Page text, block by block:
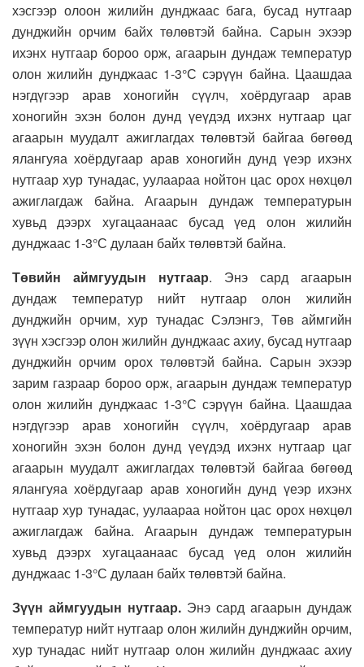
хэсгээр олоон жилийн дунджаас бага, бусад нутгаар
дунджийн орчим байх төлөвтэй байна. Сарын эхээр
ихэнх нутгаар бороо орж, агаарын дундаж температур
олон жилийн дунджаас 1-3°С сэрүүн байна. Цаашдаа
нэгдүгээр арав хоногийн сүүлч, хоёрдугаар арав
хоногийн эхэн болон дунд үеүдэд ихэнх нутгаар цаг
агаарын муудалт ажиглагдах төлөвтэй байгаа бөгөөд
ялангуяа хоёрдугаар арав хоногийн дунд үеэр ихэнх
нутгаар хур тунадас, уулаараа нойтон цас орох нөхцөл
ажиглагдаж байна. Агаарын дундаж температурын
хувьд дээрх хугацаанаас бусад үед олон жилийн
дунджаас 1-3°С дулаан байх төлөвтэй байна.
Төвийн аймгуудын нутгаар. Энэ сард агаарын
дундаж температур нийт нутгаар олон жилийн
дунджийн орчим, хур тунадас Сэлэнгэ, Төв аймгийн
зүүн хэсгээр олон жилийн дунджаас ахиу, бусад нутгаар
дунджийн орчим орох төлөвтэй байна. Сарын эхээр
зарим газраар бороо орж, агаарын дундаж температур
олон жилийн дунджаас 1-3°С сэрүүн байна. Цаашдаа
нэгдүгээр арав хоногийн сүүлч, хоёрдугаар арав
хоногийн эхэн болон дунд үеүдэд ихэнх нутгаар цаг
агаарын муудалт ажиглагдах төлөвтэй байгаа бөгөөд
ялангуяа хоёрдугаар арав хоногийн дунд үеэр ихэнх
нутгаар хур тунадас, уулаараа нойтон цас орох нөхцөл
ажиглагдаж байна. Агаарын дундаж температурын
хувьд дээрх хугацаанаас бусад үед олон жилийн
дунджаас 1-3°С дулаан байх төлөвтэй байна.
Зүүн аймгуудын нутгаар. Энэ сард агаарын дундаж
температур нийт нутгаар олон жилийн дунджийн орчим,
хур тунадас нийт нутгаар олон жилийн дунджаас ахиу